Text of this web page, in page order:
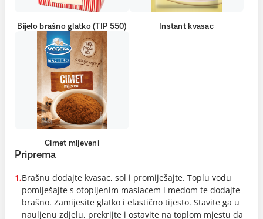
Bijelo brašno glatko (TIP 550) Instant kvasac
Cimet mljeveni
Priprema
1.Brašnu dodajte kvasac, sol i promiješajte. Toplu vodu
pomiješajte s otopljenim maslacem i medom te dodajte
brašno. Zamijesite glatko i elastično tijesto. Stavite ga u
nauljenu zdjelu, prekrijte i ostavite na toplom mjestu da